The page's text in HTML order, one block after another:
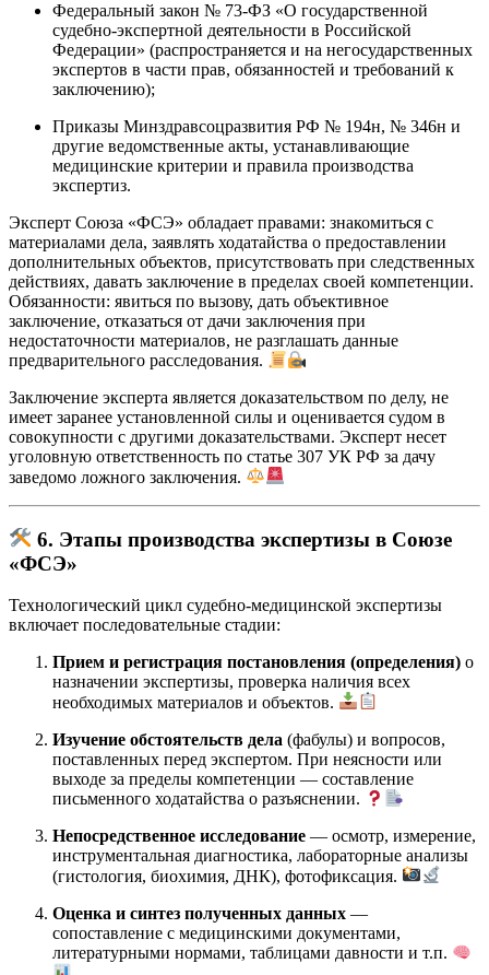
Федеральный закон № 73-ФЗ «О государственной
судебно-экспертной деятельности в Российской
Федерации» (распространяется и на негосударственных
экспертов в части прав, обязанностей и требований к
заключению);
Приказы Минздравсоцразвития РФ № 194н, № 346н и
другие ведомственные акты, устанавливающие
медицинские критерии и правила производства
экспертиз.
Эксперт Союза «ФСЭ» обладает правами: знакомиться с
материалами дела, заявлять ходатайства о предоставлении
дополнительных объектов, присутствовать при следственных
действиях, давать заключение в пределах своей компетенции.
Обязанности: явиться по вызову, дать объективное
заключение, отказаться от дачи заключения при
недостаточности материалов, не разглашать данные
предварительного расследования.
Заключение эксперта является доказательством по делу, не
имеет заранее установленной силы и оценивается судом в
совокупности с другими доказательствами. Эксперт несет
уголовную ответственность по статье 307 УК РФ за дачу
заведомо ложного заключения.
6. Этапы производства экспертизы в Союзе
«ФСЭ»
Технологический цикл судебно-медицинской экспертизы
включает последовательные стадии:
Прием и регистрация постановления (определения) о
назначении экспертизы, проверка наличия всех
необходимых материалов и объектов.
Изучение обстоятельств дела (фабулы) и вопросов,
поставленных перед экспертом. При неясности или
выходе за пределы компетенции — составление
письменного ходатайства о разъяснении.
Непосредственное исследование — осмотр, измерение,
инструментальная диагностика, лабораторные анализы
(гистология, биохимия, ДНК), фотофиксация.
Оценка и синтез полученных данных —
сопоставление с медицинскими документами,
литературными нормами, таблицами давности и т.п.